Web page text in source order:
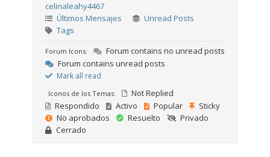
celinaleahy4467
Últimos Mensajes
Unread Posts
Tags
Forum Icons:
Forum contains no unread posts
Forum contains unread posts
Mark all read
Iconos de los Temas:
Not Replied
Respondido
Activo Popular
Sticky
No aprobados
Resuelto
Privado
Cerrado